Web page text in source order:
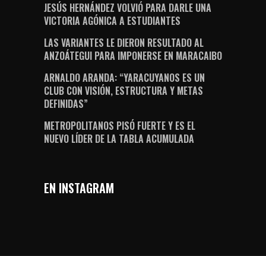
JESÚS HERNÁNDEZ VOLVIÓ PARA DARLE UNA
VICTORIA AGÓNICA A ESTUDIANTES
LAS VARIANTES LE DIERON RESULTADO AL
ANZOÁTEGUI PARA IMPONERSE EN MARACAIBO
ARNALDO ARANDA: “YARACUYANOS ES UN
CLUB CON VISIÓN, ESTRUCTURA Y METAS
DEFINIDAS”
METROPOLITANOS PISÓ FUERTE Y ES EL
NUEVO LÍDER DE LA TABLA ACUMULADA
EN INSTAGRAM